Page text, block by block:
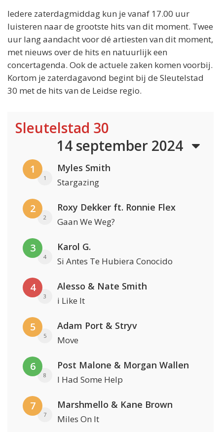
Iedere zaterdagmiddag kun je vanaf 17.00 uur
luisteren naar de grootste hits van dit moment. Twee
uur lang aandacht voor dé artiesten van dit moment,
met nieuws over de hits en natuurlijk een
concertagenda. Ook de actuele zaken komen voorbij.
Kortom je zaterdagavond begint bij de Sleutelstad
30 met de hits van de Leidse regio.
Sleutelstad 30
14 september 2024
1
1
Myles Smith
Stargazing
2
2
Roxy Dekker ft. Ronnie Flex
Gaan We Weg?
3
4
Karol G.
Si Antes Te Hubiera Conocido
4
3
Alesso & Nate Smith
i Like It
5
5
Adam Port & Stryv
Move
6
8
Post Malone & Morgan Wallen
I Had Some Help
7
7
Marshmello & Kane Brown
Miles On It